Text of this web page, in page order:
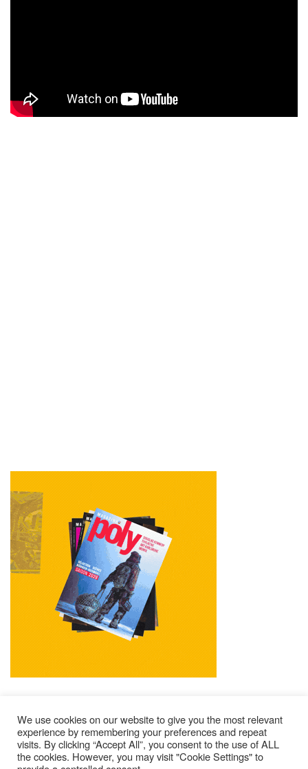
Mentions Légales Contacts
Où Trouver Poly ?
We use cookies on our website to give you the most relevant
experience by remembering your preferences and repeat
visits. By clicking “Accept All”, you consent to the use of ALL
the cookies. However, you may visit "Cookie Settings" to